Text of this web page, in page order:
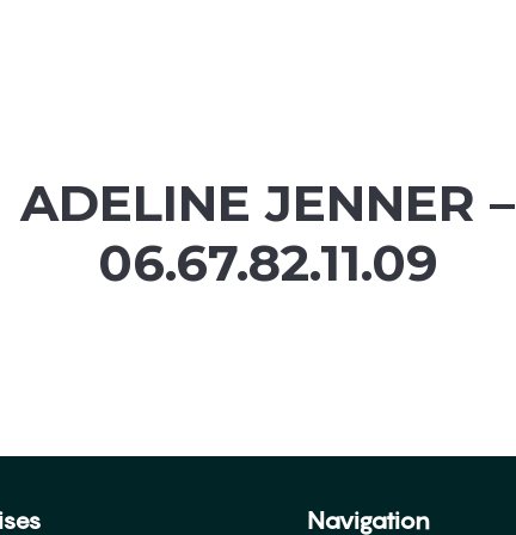
ADELINE JENNER –
06.67.82.11.09
Navigation